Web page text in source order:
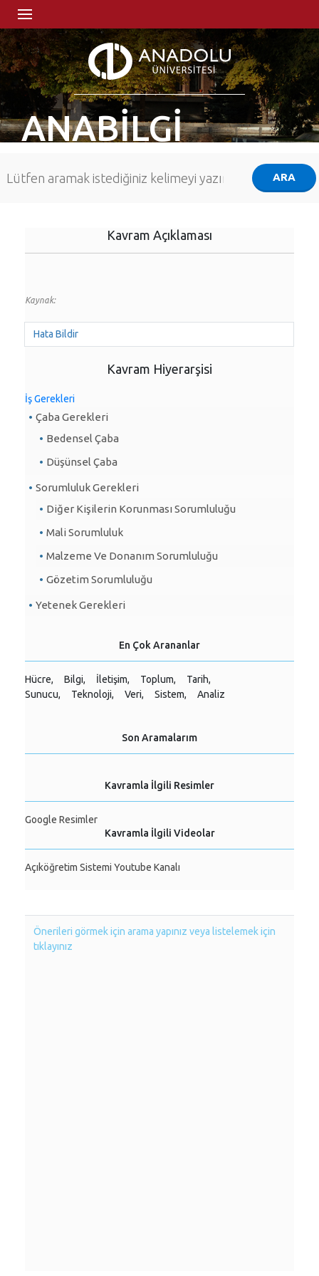
ANABİLGİ
Kavram Açıklaması
Kaynak:
Hata Bildir
Kavram Hiyerarşisi
İş Gerekleri
Çaba Gerekleri
Bedensel Çaba
Düşünsel Çaba
Sorumluluk Gerekleri
Diğer Kişilerin Korunması Sorumluluğu
Mali Sorumluluk
Malzeme Ve Donanım Sorumluluğu
Gözetim Sorumluluğu
Yetenek Gerekleri
En Çok Arananlar
Hücre, Bilgi, İletişim, Toplum,
Tarih,
Sunucu,
Teknoloji, Veri, Sistem, Analiz
Son Aramalarım
Kavramla İlgili Resimler
Google Resimler
Kavramla İlgili Videolar
Açıköğretim Sistemi Youtube Kanalı
Önerileri görmek için arama yapınız veya listelemek için
tıklayınız